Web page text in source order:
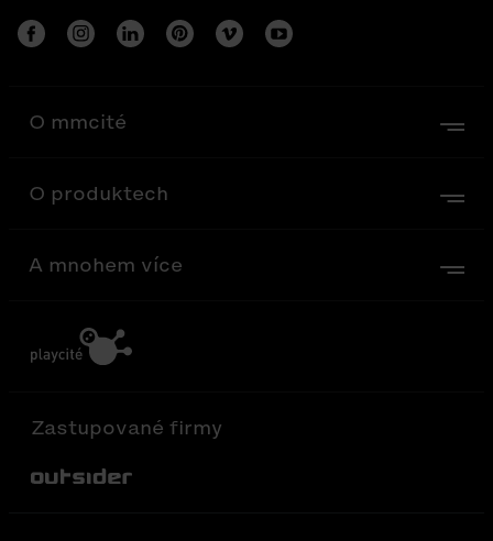
O mmcité
O produktech
A mnohem více
Zastupované firmy
Out-Sider